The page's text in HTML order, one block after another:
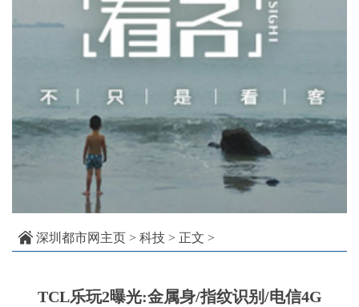
深圳都市网主页 > 科技 > 正文 >
TCL乐玩2曝光:金属身/指纹识别/电信4G